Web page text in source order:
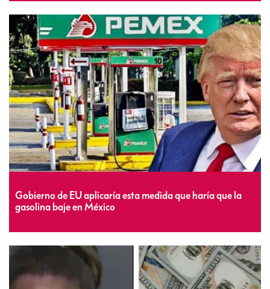
Gobierno de EU aplicaría esta medida que haría que la
gasolina baje en México